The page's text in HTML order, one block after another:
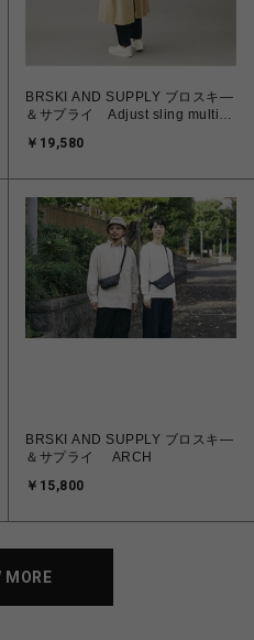
BRSKI AND SUPPLY ブロスキ―
＆サプライ Adjust sling multi
￥19,580
BRSKI AND SUPPLY ブロスキ―
＆サプライ ARCH
￥15,800
MORE